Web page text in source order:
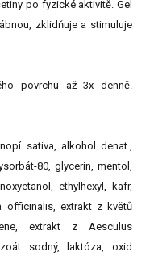
po fyzické aktivitě. Gel
zklidňuje a stimuluje
povrchu až 3x denně.
sativa, alkohol denat.,
80, glycerin, mentol,
ethylhexyl, kafr,
officinalis, extrakt z květů
extrakt z Aesculus
sodný, laktóza, oxid